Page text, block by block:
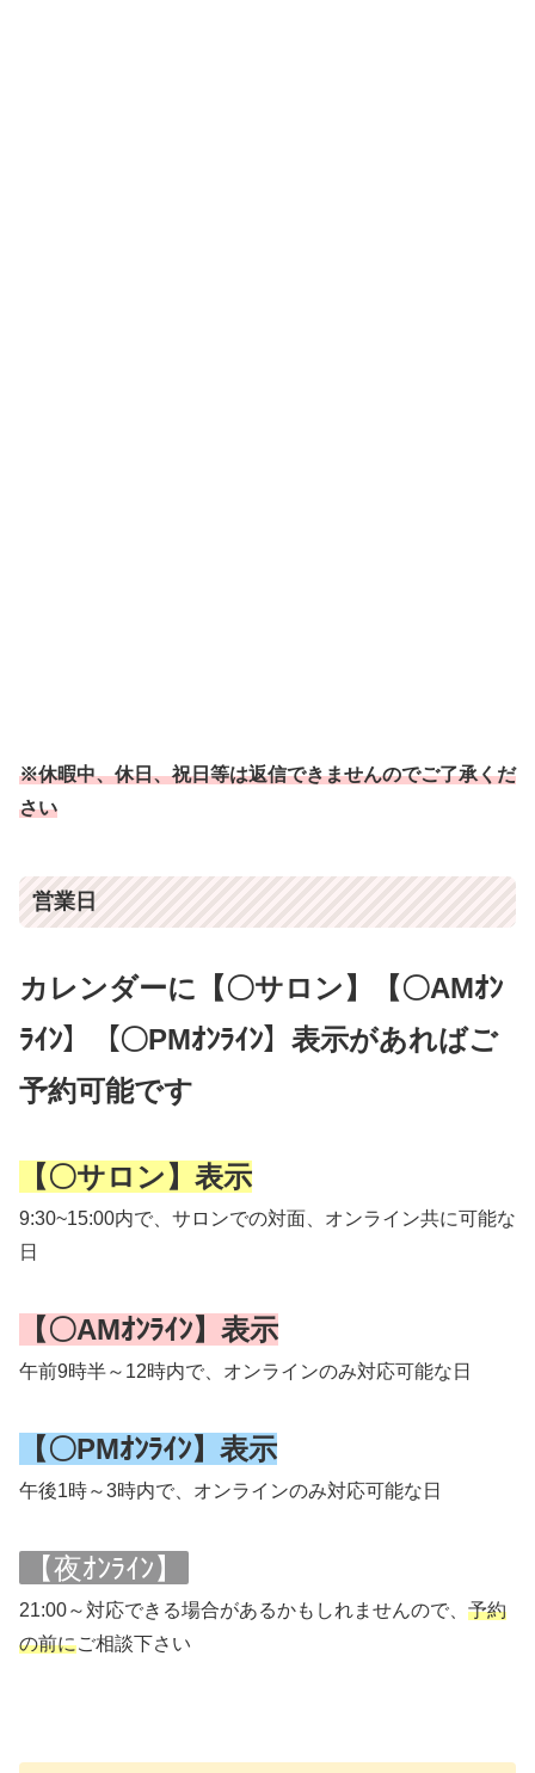
※休暇中、休日、祝日等は返信できませんのでご了承くだ
さい
営業日
カレンダーに【〇サロン】【〇AMｵﾝ
ﾗｲﾝ】【〇PMｵﾝﾗｲﾝ】表示があればご
予約可能です
【〇サロン】表示
9:30~15:00内で、サロンでの対面、オンライン共に可能な
日
【〇AMｵﾝﾗｲﾝ】表示
午前9時半～12時内で、オンラインのみ対応可能な日
【〇PMｵﾝﾗｲﾝ】表示
午後1時～3時内で、オンラインのみ対応可能な日
【夜ｵﾝﾗｲﾝ】
21:00～対応できる場合があるかもしれませんので、 予約
の前にご相談下さい